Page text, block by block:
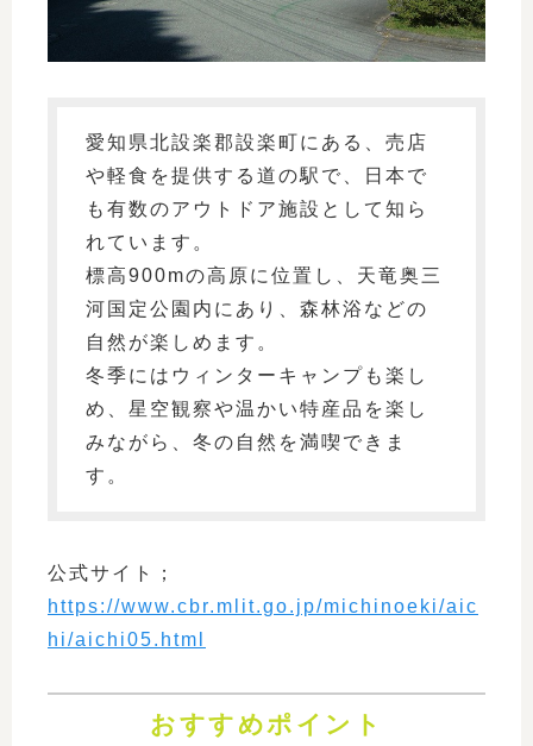
愛知県北設楽郡設楽町にある、売店
や軽食を提供する道の駅で、日本で
も有数のアウトドア施設として知ら
れています。
標高900mの高原に位置し、天竜奥三
河国定公園内にあり、森林浴などの
自然が楽しめます。
冬季にはウィンターキャンプも楽し
め、星空観察や温かい特産品を楽し
みながら、冬の自然を満喫できま
す。
公式サイト；
https://www.cbr.mlit.go.jp/michinoeki/aic
hi/aichi05.html
おすすめポイント